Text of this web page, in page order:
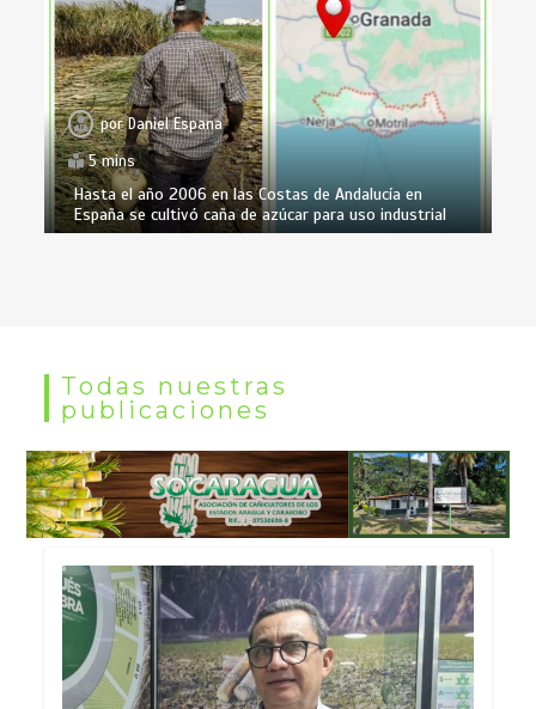
porDaniel Espana
5 mins
Hasta el año 2006 en las Costas de Andalucía en
España se cultivó caña de azúcar para uso industrial
Todas nuestras
publicaciones